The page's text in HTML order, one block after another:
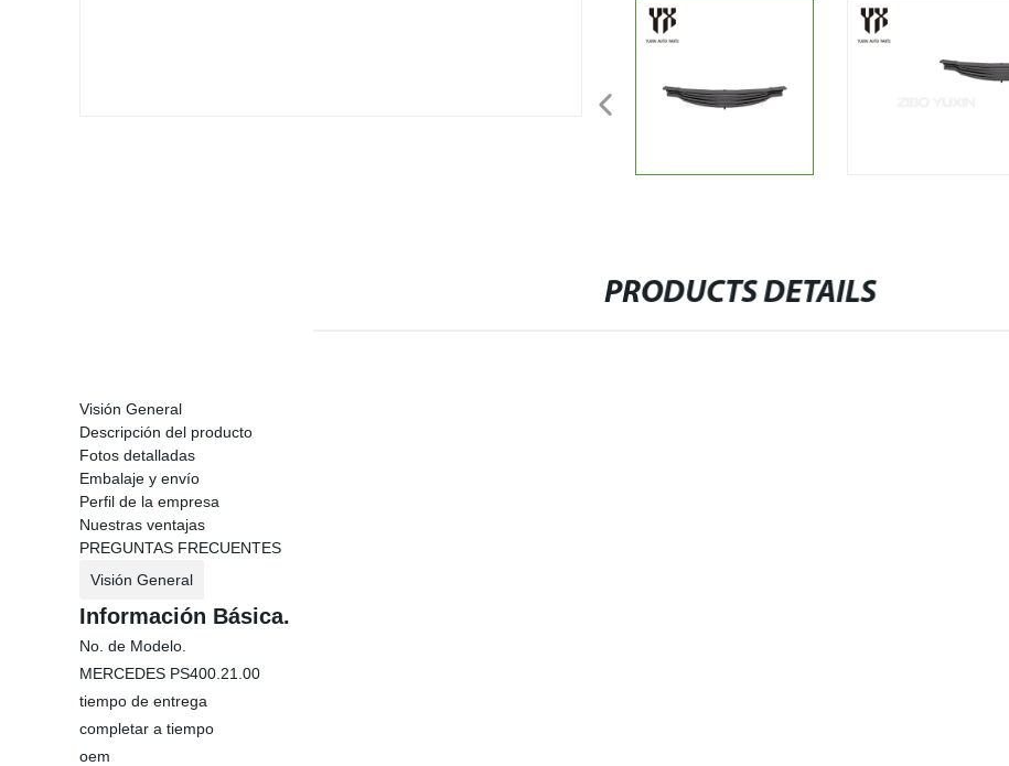
PRODUCTS DETAILS
Visión General
Descripción del producto
Fotos detalladas
Embalaje y envío
Perfil de la empresa
Nuestras ventajas
PREGUNTAS FRECUENTES
Visión General
Información Básica.
No. de Modelo.
MERCEDES PS400.21.00
tiempo de entrega
completar a tiempo
oem